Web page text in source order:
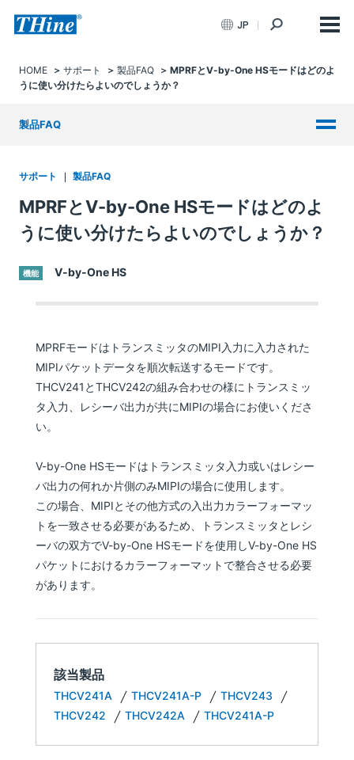
JP
HOME サポート 製品FAQ
MPRFとV-by-One HSモードはどのよ
うに使い分けたらよいのでしょうか？
製品FAQ
サポート 製品FAQ
MPRFとV-by-One HSモードはどのよ
うに使い分けたらよいのでしょうか？
機能 V-by-One HS
MPRFモードはトランスミッタのMIPI入力に入力された
MIPIパケットデータを順次転送するモードです。
THCV241とTHCV242の組み合わせの様にトランスミッ
タ入力、レシーバ出力が共にMIPIの場合にお使いくださ
い。
V-by-One HSモードはトランスミッタ入力或いはレシー
バ出力の何れか片側のみMIPIの場合に使用します。
この場合、MIPIとその他方式の入出力カラーフォーマッ
トを一致させる必要があるため、トランスミッタとレシ
ーバの双方でV-by-One HSモードを使用しV-by-One HS
パケットにおけるカラーフォーマットで整合させる必要
があります。
該当製品
THCV241A THCV241A-P
THCV243
THCV242
THCV242A THCV241A-P